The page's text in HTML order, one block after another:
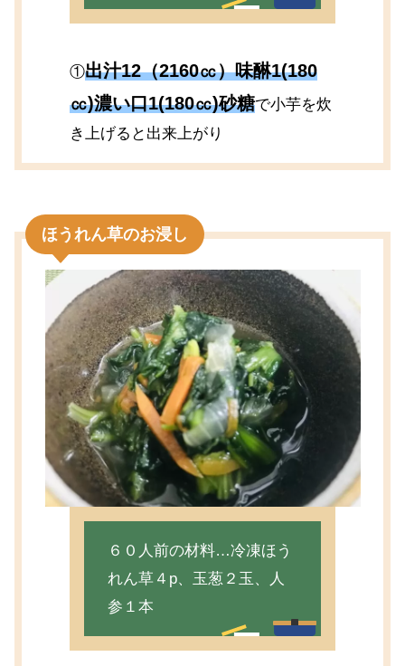
①出汁12（2160㏄）味醂1(180
㏄)濃い口1(180㏄)砂糖で小芋を炊
き上げると出来上がり
ほうれん草のお浸し
６０人前の材料…冷凍ほう
れん草４p、玉葱２玉、人
参１本